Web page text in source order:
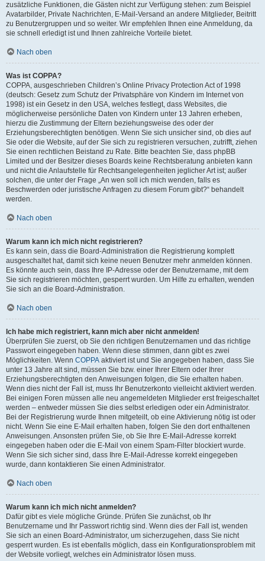
zusätzliche Funktionen, die Gästen nicht zur Verfügung stehen: zum Beispiel
Avatarbilder, Private Nachrichten, E-Mail-Versand an andere Mitglieder, Beitritt
zu Benutzergruppen und so weiter. Wir empfehlen Ihnen eine Anmeldung, da
sie schnell erledigt ist und Ihnen zahlreiche Vorteile bietet.
Nach oben
Was ist COPPA?
COPPA, ausgeschrieben Children’s Online Privacy Protection Act of 1998
(deutsch: Gesetz zum Schutz der Privatsphäre von Kindern im Internet von
1998) ist ein Gesetz in den USA, welches festlegt, dass Websites, die
möglicherweise persönliche Daten von Kindern unter 13 Jahren erheben,
hierzu die Zustimmung der Eltern beziehungsweise des oder der
Erziehungsberechtigten benötigen. Wenn Sie sich unsicher sind, ob dies auf
Sie oder die Website, auf der Sie sich zu registrieren versuchen, zutrifft, ziehen
Sie einen rechtlichen Beistand zu Rate. Bitte beachten Sie, dass phpBB
Limited und der Besitzer dieses Boards keine Rechtsberatung anbieten kann
und nicht die Anlaufstelle für Rechtsangelegenheiten jeglicher Art ist; außer
solchen, die unter der Frage „An wen soll ich mich wenden, falls es
Beschwerden oder juristische Anfragen zu diesem Forum gibt?“ behandelt
werden.
Nach oben
Warum kann ich mich nicht registrieren?
Es kann sein, dass die Board-Administration die Registrierung komplett
ausgeschaltet hat, damit sich keine neuen Benutzer mehr anmelden können.
Es könnte auch sein, dass Ihre IP-Adresse oder der Benutzername, mit dem
Sie sich registrieren möchten, gesperrt wurden. Um Hilfe zu erhalten, wenden
Sie sich an die Board-Administration.
Nach oben
Ich habe mich registriert, kann mich aber nicht anmelden!
Überprüfen Sie zuerst, ob Sie den richtigen Benutzernamen und das richtige
Passwort eingegeben haben. Wenn diese stimmen, dann gibt es zwei
Möglichkeiten. Wenn COPPA aktiviert ist und Sie angegeben haben, dass Sie
unter 13 Jahre alt sind, müssen Sie bzw. einer Ihrer Eltern oder Ihrer
Erziehungsberechtigten den Anweisungen folgen, die Sie erhalten haben.
Wenn dies nicht der Fall ist, muss Ihr Benutzerkonto vielleicht aktiviert werden.
Bei einigen Foren müssen alle neu angemeldeten Mitglieder erst freigeschaltet
werden – entweder müssen Sie dies selbst erledigen oder ein Administrator.
Bei der Registrierung wurde Ihnen mitgeteilt, ob eine Aktivierung nötig ist oder
nicht. Wenn Sie eine E-Mail erhalten haben, folgen Sie den dort enthaltenen
Anweisungen. Ansonsten prüfen Sie, ob Sie Ihre E-Mail-Adresse korrekt
eingegeben haben oder die E-Mail von einem Spam-Filter blockiert wurde.
Wenn Sie sich sicher sind, dass Ihre E-Mail-Adresse korrekt eingegeben
wurde, dann kontaktieren Sie einen Administrator.
Nach oben
Warum kann ich mich nicht anmelden?
Dafür gibt es viele mögliche Gründe. Prüfen Sie zunächst, ob Ihr
Benutzername und Ihr Passwort richtig sind. Wenn dies der Fall ist, wenden
Sie sich an einen Board-Administrator, um sicherzugehen, dass Sie nicht
gesperrt wurden. Es ist ebenfalls möglich, dass ein Konfigurationsproblem mit
der Website vorliegt, welches ein Administrator lösen muss.